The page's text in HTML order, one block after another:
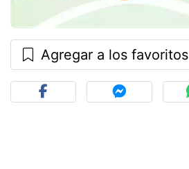
Agregar a los favoritos